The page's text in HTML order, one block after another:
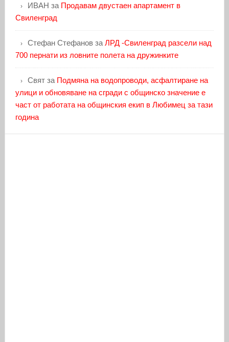
ИВАН за Продавам двустаен апартамент в
Свиленград
Стефан Стефановза ЛРД -Свиленград разсели над
700 пернати из ловните полета на дружинките
Святза Подмяна на водопроводи, асфалтиране на
улици и обновяване на сгради с общинско значение е
част от работата на общинския екип в Любимец за тази
година